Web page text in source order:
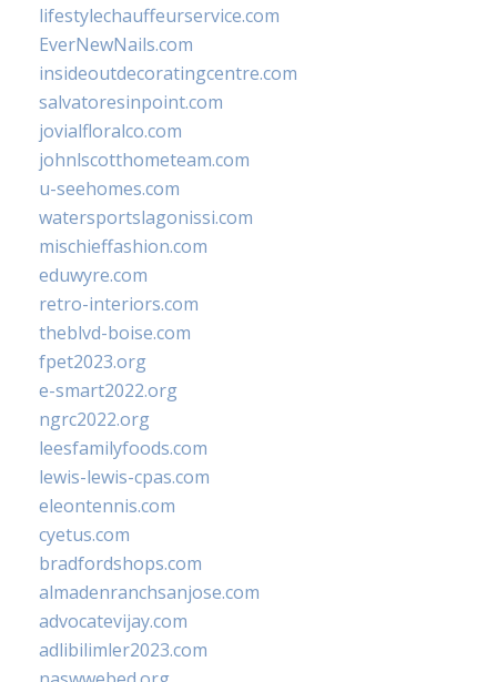
lifestylechauffeurservice.com
EverNewNails.com
insideoutdecoratingcentre.com
salvatoresinpoint.com
jovialfloralco.com
johnlscotthometeam.com
u-seehomes.com
watersportslagonissi.com
mischieffashion.com
eduwyre.com
retro-interiors.com
theblvd-boise.com
fpet2023.org
e-smart2022.org
ngrc2022.org
leesfamilyfoods.com
lewis-lewis-cpas.com
eleontennis.com
cyetus.com
bradfordshops.com
almadenranchsanjose.com
advocatevijay.com
adlibilimler2023.com